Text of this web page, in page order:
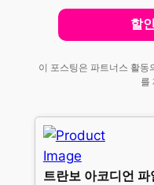
할
이 포스팅은 파트너스 활동
를
트란보 아코디언